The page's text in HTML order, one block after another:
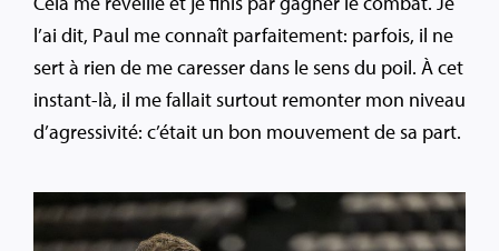
l’ai dit, Paul me connaît parfaitement: parfois, il ne
sert à rien de me caresser dans le sens du poil. À cet
instant-là, il me fallait surtout remonter mon niveau
d’agressivité: c’était un bon mouvement de sa part.